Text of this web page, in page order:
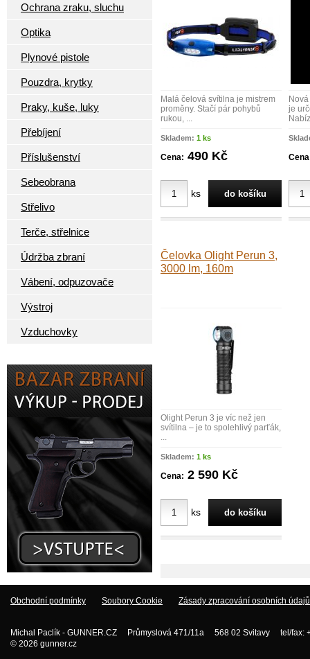
Ochrana zraku, sluchu
Optika
Plynové pistole
Pouzdra, krytky
Praky, kuše, luky
Přebíjení
Příslušenství
Sebeobrana
Střelivo
Terče, střelnice
Údržba zbraní
Vábení, odpuzovače
Výstroj
Vzduchovky
Malá čelová svítilna je mistrem
proměny. Stačí pár pohybů
rukou, ...
Skladem: 1 ks
Cena: 490 Kč
ks
je
Čelovka Olight Perun 3,
3000 lm, 160m
Olight Perun 3 je víc než jen
svítilna – je to spolehlivý parťák,
...
Skladem: 1 ks
Cena: 2 590 Kč
ks
Obchodní podmínky Soubory Cookie Zásady zpracování osobních údajů
Michal Paclík - GUNNER.CZ Průmyslová 471/11a 568 02 Svitavy tel/
© 2026 gunner.cz